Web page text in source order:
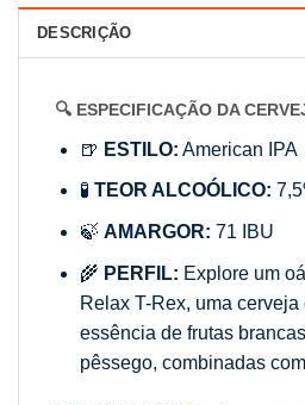
DESCRIÇÃO
🔍 ESPECIFICAÇÃO DA
🍺 ESTILO: American IPA
🧪 TEOR ALCOÓLICO:
🍃 AMARGOR: 71 IBU
🌾 PERFIL: Explore um
Relax T-Rex, uma cerveja
essência de frutas
pêssego, combinadas